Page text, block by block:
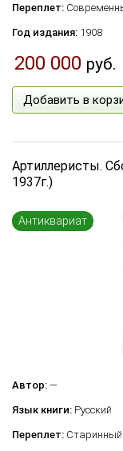
Переплет:
Год издания: 1908
200 000 руб.
Добавить в
Артиллеристы.
1937г.)
Антиквариат
Автор: —
Язык книги: Русский
Переплет: Старинный